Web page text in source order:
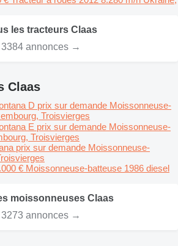
les tracteurs Claas
3384 annonces →
Claas
D prix sur demande Moissonneuse-
Troisvierges
E prix sur demande Moissonneuse-
Troisvierges
prix sur demande Moissonneuse-
€ Moissonneuse-batteuse 1986 diesel
moissonneuses Claas
3273 annonces →